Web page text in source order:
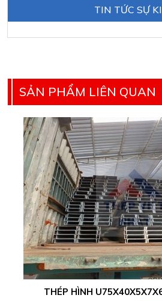
TIN TỨC SỰ
SẢN PHẨM LIÊN QUAN
THÉP HÌNH